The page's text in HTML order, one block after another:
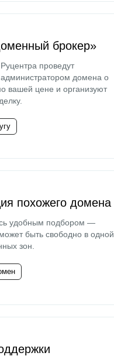
брокер»
проведут
домена о
вашей цене и организуют
похожего домена
удобным подбором —
быть свободно в одной
зон.